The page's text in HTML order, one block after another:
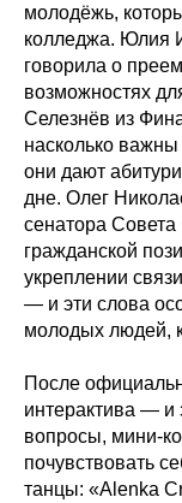
молодёжь,
колледжа. Юлия
говорила о
возможностях
Селезнёв из
насколько
они дают
дне. Олег
сенатора
гражданской
укреплении
— и эти слова
молодых людей,
После
интерактива — и
вопросы,
почувствовать
танцы: «Alenka